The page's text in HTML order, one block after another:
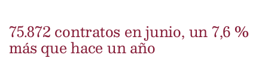
75.872 contratos en junio, un 7,6 %
más que hace un año